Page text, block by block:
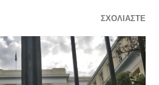
ΣΧΟΛΙΆΣΤΕ